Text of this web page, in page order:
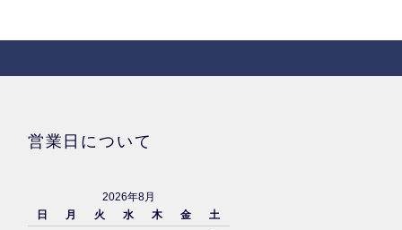
営業日について
2026年8月
日
月 火 水 木 金
土